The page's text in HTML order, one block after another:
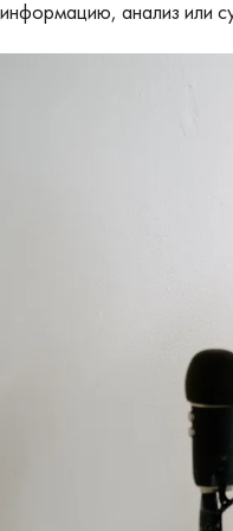
информацию, анализ или